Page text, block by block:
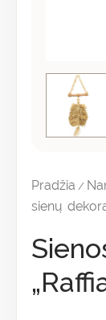
Pradžia /
sienų